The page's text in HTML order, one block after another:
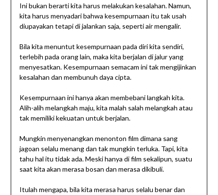
Ini bukan berarti kita harus melakukan kesalahan. Namun,
kita harus menyadari bahwa kesempurnaan itu tak usah
diupayakan tetapi di jalankan saja, seperti air mengalir.
Bila kita menuntut kesempurnaan pada diri kita sendiri,
terlebih pada orang lain, maka kita berjalan di jalur yang
menyesatkan. Kesempurnaan semacam ini tak mengijinkan
kesalahan dan membunuh daya cipta.
Kesempurnaan ini hanya akan membebani langkah kita.
Alih-alih melangkah maju, kita malah salah melangkah atau
tak memiliki kekuatan untuk berjalan.
Mungkin menyenangkan menonton film dimana sang
jagoan selalu menang dan tak mungkin terluka. Tapi, kita
tahu hal itu tidak ada. Meski hanya di film sekalipun, suatu
saat kita akan merasa bosan dan merasa dikibuli.
Itulah mengapa, bila kita merasa harus selalu benar dan